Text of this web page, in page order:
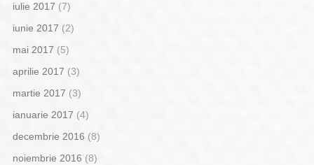
iulie 2017 (7)
iunie 2017 (2)
mai 2017 (5)
aprilie 2017 (3)
martie 2017 (3)
ianuarie 2017 (4)
decembrie 2016 (8)
noiembrie 2016 (8)